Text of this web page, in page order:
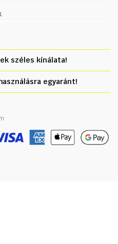
széles kínálata!
egyaránt!